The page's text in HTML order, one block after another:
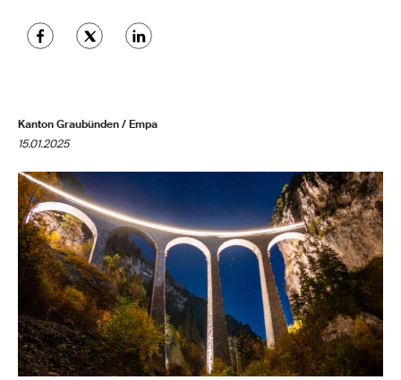
Kanton Graubünden / Empa
15.01.2025